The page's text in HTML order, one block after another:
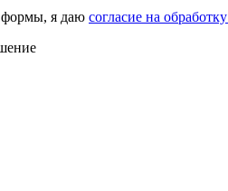
я даю согласие на